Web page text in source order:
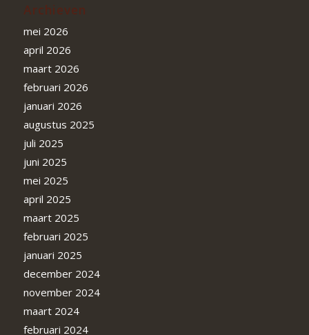
Archieven
mei 2026
april 2026
maart 2026
februari 2026
januari 2026
augustus 2025
juli 2025
juni 2025
mei 2025
april 2025
maart 2025
februari 2025
januari 2025
december 2024
november 2024
maart 2024
februari 2024